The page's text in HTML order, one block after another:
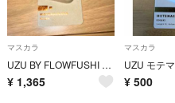
マスカラ
UZU BY FLOWFUSHI UZU 38°C MOTE MASCARA
¥ 1,365
マスカラ
¥ 500